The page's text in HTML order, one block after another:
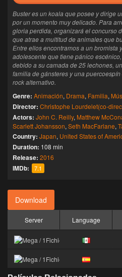
Buster es un koala que posee y dirige
por un momento muy delicado. Para
gloria perdida, organizará el concurso
que atrae a multitud de animales que
Entre ellos encontramos a un bromista
adolescente que tiene pánico
debido a su camada de 25 lechones,
familia de gánsteres y una
rock alternativo.
Genre: Animación, Drama, Familia,
Director: Christophe Lourdelet(co-
Actors: John C. Reilly, Matthew
Scarlett Johansson, Seth MacFarlane,
Country: Japan, United States of
Duration: 108 min
Release: 2016
IMDb: 7.1
Download
Server Language